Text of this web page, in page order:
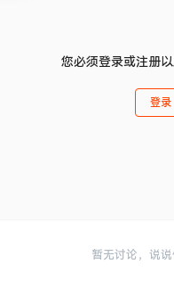
您必须登录或注册
登录
暂无讨论，说